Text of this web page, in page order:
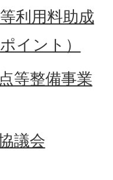
利用料助成
イント）
等整備事業
議会